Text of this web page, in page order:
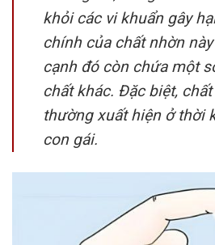
khỏi các vi khuẩn gây
chính của chất nhờn
cạnh đó còn chứa một
chất khác. Đặc biệt,
thường xuất hiện ở thời
con gái.